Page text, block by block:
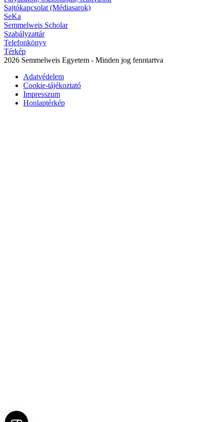
Sajtókapcsolat (Médiasarok)
SeKa
Semmelweis Scholar
Szabályzattár
Telefonkönyv
Térkép
2026 Semmelweis Egyetem - Minden jog fenntartva
Adatvédelem
Cookie-tájékoztató
Impresszum
Honlaptérkép